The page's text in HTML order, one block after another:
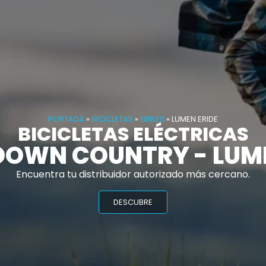
PORTADA » BICICLETAS » EBIKES » LUMEN ERIDE
BICICLETAS ELÉCTRICAS
COUNTRY -
Encuentra tu distribuidor autorizado más cercano.
DESCUBRE